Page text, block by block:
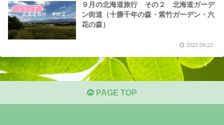
トリップ
９月の北海道旅行 その２ 北海道ガーデ
ン街道（十勝千年の森・紫竹ガーデン・六
花の森）
2022.09.22
PAGE TOP